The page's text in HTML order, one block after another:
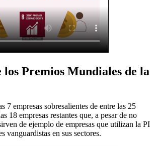
los Premios Mundiales de la
7 empresas sobresalientes de entre las 25
18 empresas restantes que, a pesar de no
de ejemplo de empresas que utilizan la PI
vanguardistas en sus sectores.